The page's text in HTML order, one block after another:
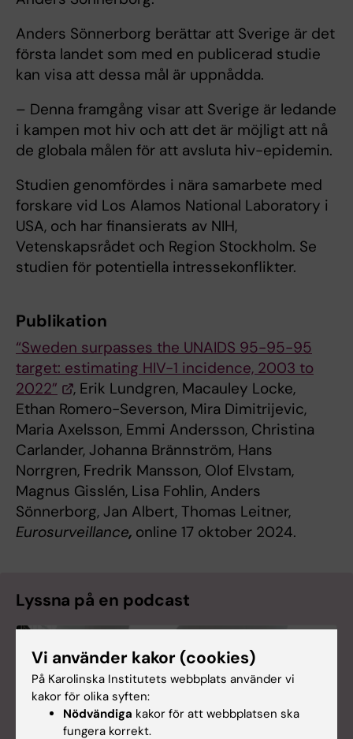
Anders Sönnerborg berättar att Sverige är det
första landet som med en publicerad studie
kan visa att dessa mål är uppnådda.
– Denna framgång visar att Sverige är ledande
i kampen mot hiv och att det är möjligt att nå
de globala målen för att avsluta hiv-epidemin.
Studien genomfördes i nära samarbete med
forskare vid Los Alamos National Laboratory i
USA, och har finansierats av NIH,
Vetenskapsrådet och Region Stockholm. Se
studien för potentiella intressekonflikter.
Publikation
“Sweden surpasses the UNAIDS 95-95-95
target: estimating HIV-1 incidence, 2003 to
2022”
, Erik Lundgren, Macauley Locke,
Ethan Romero-Severson, Mira Dimitrijevic,
Maria Axelsson, Emmi Andersson, Christina
Carlander, Johanna Brännström, Hans
Norrgren, Fredrik Mansson, Olof Elvstam,
Magnus Gisslén, Lisa Fohlin, Anders
Sönnerborg, Jan Albert, Thomas Leitner,
Eurosurveillance, online 17 oktober 2024.
Lyssna på en podcast
Vi använder kakor (cookies)
På Karolinska Institutets webbplats använder vi
kakor för olika syften:
Nödvändiga kakor för att webbplatsen ska
fungera korrekt.